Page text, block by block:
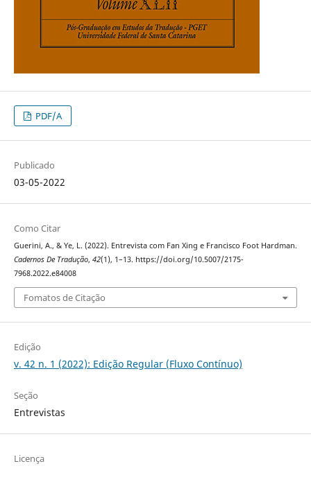
PDF/A
Publicado
03-05-2022
Como Citar
Guerini, A., & Ye, L. (2022). Entrevista com Fan Xing e Francisco Foot Hardman.
Cadernos De Tradução, 42(1), 1–13. https://doi.org/10.5007/2175-
7968.2022.e84008
Fomatos de Citação
Edição
v. 42 n. 1 (2022): Edição Regular (Fluxo Contínuo)
Seção
Entrevistas
Licença